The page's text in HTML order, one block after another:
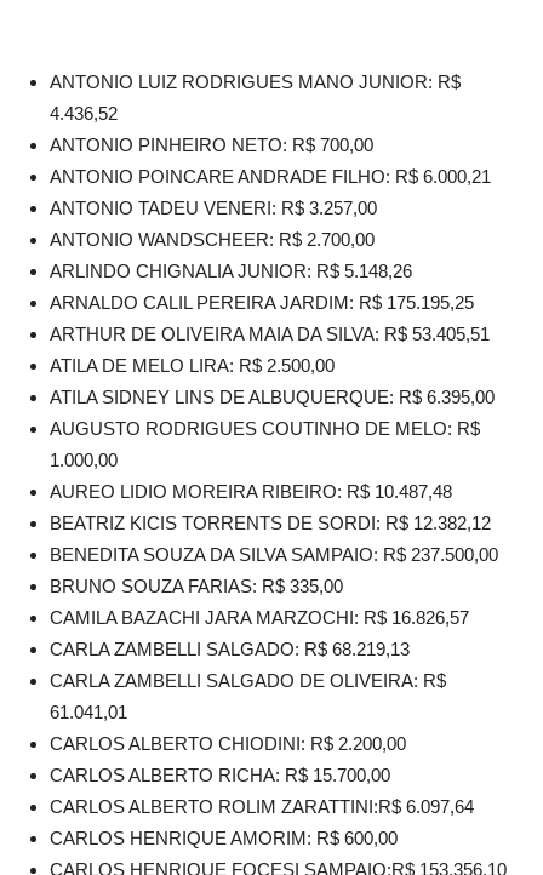
ANTONIO LUIZ RODRIGUES MANO JUNIOR: R$
4.436,52
ANTONIO PINHEIRO NETO: R$ 700,00
ANTONIO POINCARE ANDRADE FILHO: R$ 6.000,21
ANTONIO TADEU VENERI: R$ 3.257,00
ANTONIO WANDSCHEER: R$ 2.700,00
ARLINDO CHIGNALIA JUNIOR: R$ 5.148,26
ARNALDO CALIL PEREIRA JARDIM: R$ 175.195,25
ARTHUR DE OLIVEIRA MAIA DA SILVA: R$ 53.405,51
ATILA DE MELO LIRA: R$ 2.500,00
ATILA SIDNEY LINS DE ALBUQUERQUE: R$ 6.395,00
AUGUSTO RODRIGUES COUTINHO DE MELO: R$
1.000,00
AUREO LIDIO MOREIRA RIBEIRO: R$ 10.487,48
BEATRIZ KICIS TORRENTS DE SORDI: R$ 12.382,12
BENEDITA SOUZA DA SILVA SAMPAIO: R$ 237.500,00
BRUNO SOUZA FARIAS: R$ 335,00
CAMILA BAZACHI JARA MARZOCHI: R$ 16.826,57
CARLA ZAMBELLI SALGADO: R$ 68.219,13
CARLA ZAMBELLI SALGADO DE OLIVEIRA: R$
61.041,01
CARLOS ALBERTO CHIODINI: R$ 2.200,00
CARLOS ALBERTO RICHA: R$ 15.700,00
CARLOS ALBERTO ROLIM ZARATTINI:R$ 6.097,64
CARLOS HENRIQUE AMORIM: R$ 600,00
CARLOS HENRIQUE FOCESI SAMPAIO:R$ 153.356,10